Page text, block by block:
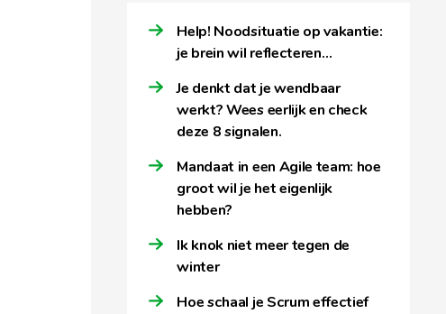
Help! Noodsituatie op vakantie:
je brein wil reflecteren…
Je denkt dat je wendbaar
werkt? Wees eerlijk en check
deze 8 signalen.
Mandaat in een Agile team: hoe
groot wil je het eigenlijk
hebben?
Ik knok niet meer tegen de
winter
Hoe schaal je Scrum effectief